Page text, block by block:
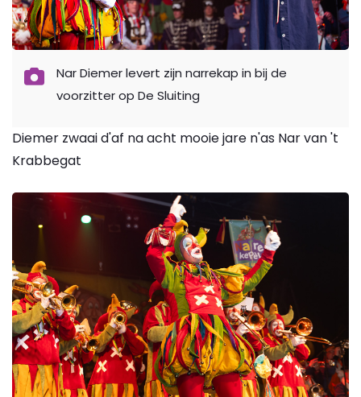
Nar Diemer levert zijn narrekap in bij de
voorzitter op De Sluiting
Diemer zwaai d'af na acht mooie jare n'as Nar van 't
Krabbegat